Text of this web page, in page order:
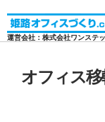
運営会社：株式会社ワンステ
HOME
オフィス移転マニュ
オフィス